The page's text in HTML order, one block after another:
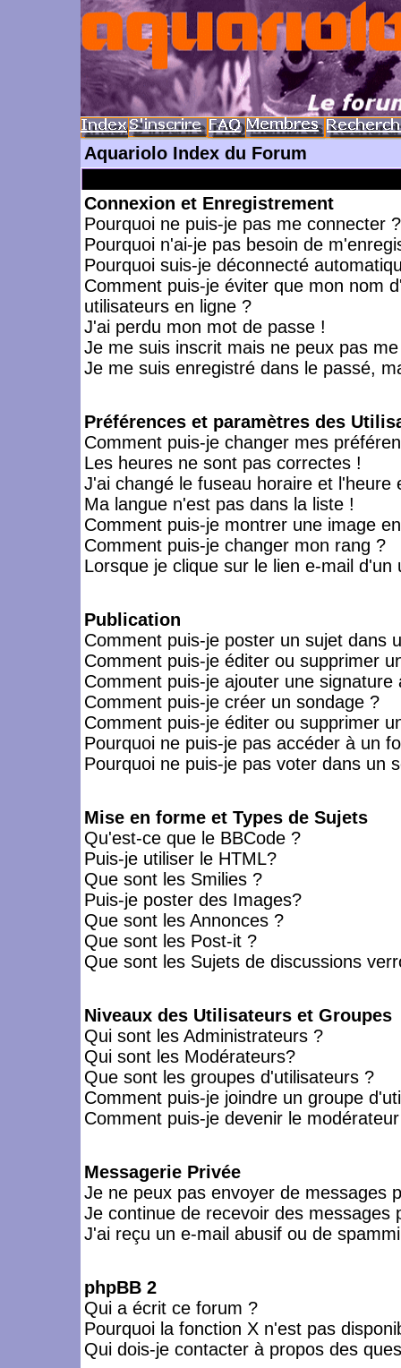
Aquariolo Index du Forum
Connexion et Enregistrement
Pourquoi ne puis-je pas me connecter ?
Pourquoi n'ai-je pas besoin de
Pourquoi suis-je déconnecté
Comment puis-je éviter que mon nom
utilisateurs en ligne ?
J'ai perdu mon mot de passe !
Je me suis inscrit mais ne peux pas
Je me suis enregistré dans le passé,
Préférences et paramètres des
Comment puis-je changer mes
Les heures ne sont pas correctes !
J'ai changé le fuseau horaire et l'heure
Ma langue n'est pas dans la liste !
Comment puis-je montrer une image
Comment puis-je changer mon rang ?
Lorsque je clique sur le lien e-mail
Publication
Comment puis-je poster un sujet dans
Comment puis-je éditer ou supprimer
Comment puis-je ajouter une signature
Comment puis-je créer un sondage ?
Comment puis-je éditer ou supprimer
Pourquoi ne puis-je pas accéder à un
Pourquoi ne puis-je pas voter dans un
Mise en forme et Types de Sujets
Qu'est-ce que le BBCode ?
Puis-je utiliser le HTML?
Que sont les Smilies ?
Puis-je poster des Images?
Que sont les Annonces ?
Que sont les Post-it ?
Que sont les Sujets de discussions
Niveaux des Utilisateurs et Groupes
Qui sont les Administrateurs ?
Qui sont les Modérateurs?
Que sont les groupes d'utilisateurs ?
Comment puis-je joindre un groupe
Comment puis-je devenir le
Messagerie Privée
Je ne peux pas envoyer de messages
Je continue de recevoir des messages
J'ai reçu un e-mail abusif ou de
phpBB 2
Qui a écrit ce forum ?
Pourquoi la fonction X n'est pas
Qui dois-je contacter à propos des